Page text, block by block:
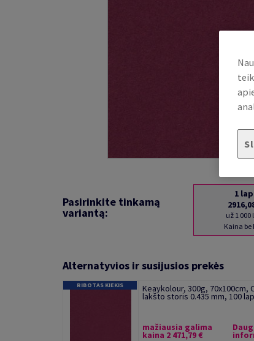
Pasirinkite tinkamą
variantą:
1
už 1 000
Kaina be
Alternatyvios ir susijusios prekės
RIBOTAS KIEKIS Keaykolour, 300g, 70x100cm,
lakšto storis 0.435 mm, 100
mažiausia galima
kaina 2 471,79 €